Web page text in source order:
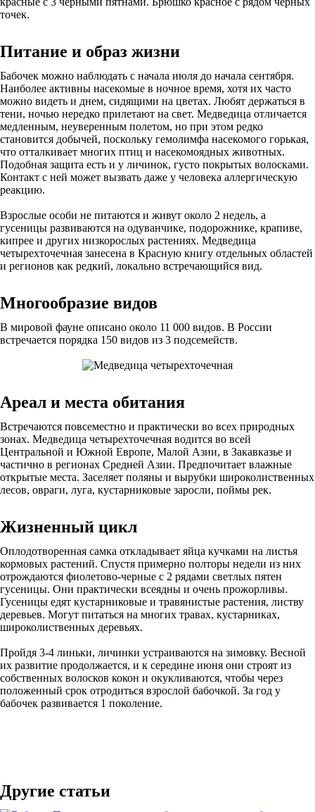
точек.
Питание и образ жизни
Бабочек можно наблюдать с начала июля до начала сентября.
Наиболее активны насекомые в ночное время, хотя их часто
можно видеть и днем, сидящими на цветах. Любят держаться в
тени, ночью нередко прилетают на свет. Медведица отличается
медленным, неуверенным полетом, но при этом редко
становится добычей, поскольку гемолимфа насекомого горькая,
что отталкивает многих птиц и насекомоядных животных.
Подобная защита есть и у личинок, густо покрытых волосками.
Контакт с ней может вызвать даже у человека аллергическую
реакцию.
Взрослые особи не питаются и живут около 2 недель, а
гусеницы развиваются на одуванчике, подорожнике, крапиве,
кипрее и других низкорослых растениях. Медведица
четырехточечная занесена в Красную книгу отдельных областей
и регионов как редкий, локально встречающийся вид.
Многообразие видов
В мировой фауне описано около 11 000 видов. В России
встречается порядка 150 видов из 3 подсемейств.
Ареал и места обитания
Встречаются повсеместно и практически во всех природных
зонах. Медведица четырехточечная водится во всей
Центральной и Южной Европе, Малой Азии, в Закавказье и
частично в регионах Средней Азии. Предпочитает влажные
открытые места. Заселяет поляны и вырубки широколиственных
лесов, овраги, луга, кустарниковые заросли, поймы рек.
Жизненный цикл
Оплодотворенная самка откладывает яйца кучками на листья
кормовых растений. Спустя примерно полторы недели из них
отрождаются фиолетово-черные с 2 рядами светлых пятен
гусеницы. Они практически всеядны и очень прожорливы.
Гусеницы едят кустарниковые и травянистые растения, листву
деревьев. Могут питаться на многих травах, кустарниках,
широколиственных деревьях.
Пройдя 3-4 линьки, личинки устраиваются на зимовку. Весной
их развитие продолжается, и к середине июня они строят из
собственных волосков кокон и окукливаются, чтобы через
положенный срок отродиться взрослой бабочкой. За год у
бабочек развивается 1 поколение.
Другие статьи